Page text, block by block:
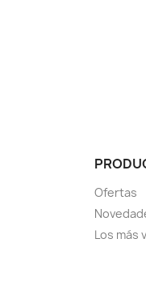
Ofertas
Los más